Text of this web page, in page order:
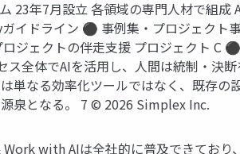
23年7月設立 各領域の専門人材で組
イドライン ⚫ 事例集・プロジェクト
ロジェクトの伴走支援 プロジェクト C
ス全体でAIを活用し、人間は統制・決
単なる効率化ツールではなく、既存
泉となる。 7 © 2026 Simplex Inc.
Work with AIは全社的に普及できてお